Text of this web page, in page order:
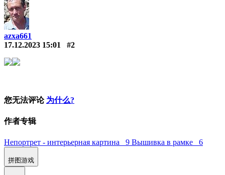
azxa661
17.12.2023 15:01
#2
您无法评论 为什么?
作者专辑
Непортрет - интерьерная картина 9 Вышивка в рамке 6
拼图游戏